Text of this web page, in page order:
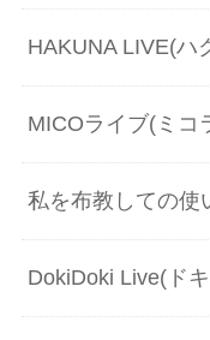
HAKUNA LIVE(ハ
MICOライブ(ミコ
私を布教しての使
DokiDoki Live(ド